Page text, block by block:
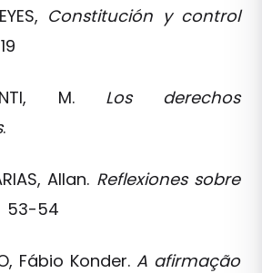
Constitución y control
M. Los derechos
.
Allan. Reflexiones sobre
53-54
Fábio Konder. A afirmação